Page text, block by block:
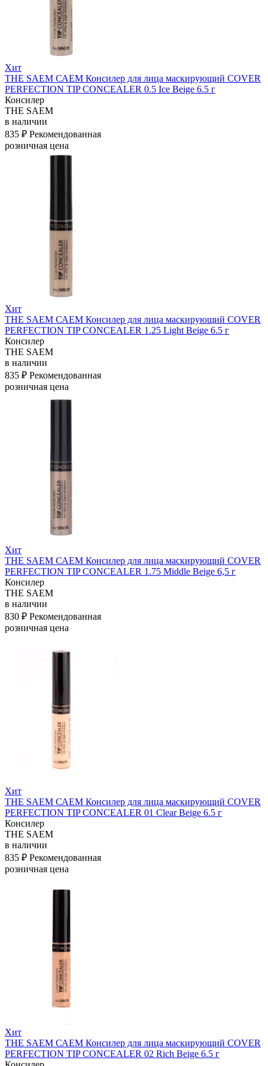
Хит
THE SAEM САЕМ Консилер для лица маскирующий COVER
PERFECTION TIP CONCEALER 0.5 Ice Beige 6.5 г
Консилер
THE SAEM
в наличии
835 ₽ Рекомендованная
розничная цена
Хит
THE SAEM САЕМ Консилер для лица маскирующий COVER
PERFECTION TIP CONCEALER 1.25 Light Beige 6.5 г
Консилер
THE SAEM
в наличии
835 ₽ Рекомендованная
розничная цена
Хит
THE SAEM САЕМ Консилер для лица маскирующий COVER
PERFECTION TIP CONCEALER 1.75 Middle Beige 6,5 г
Консилер
THE SAEM
в наличии
830 ₽ Рекомендованная
розничная цена
Хит
THE SAEM САЕМ Консилер для лица маскирующий COVER
PERFECTION TIP CONCEALER 01 Clear Beige 6.5 г
Консилер
THE SAEM
в наличии
835 ₽ Рекомендованная
розничная цена
Хит
THE SAEM САЕМ Консилер для лица маскирующий COVER
PERFECTION TIP CONCEALER 02 Rich Beige 6.5 г